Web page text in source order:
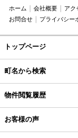
ホーム 会社概要 アク
お問合せ
プライバシー
トップページ
町名から検索
物件閲覧履歴
お客様の声